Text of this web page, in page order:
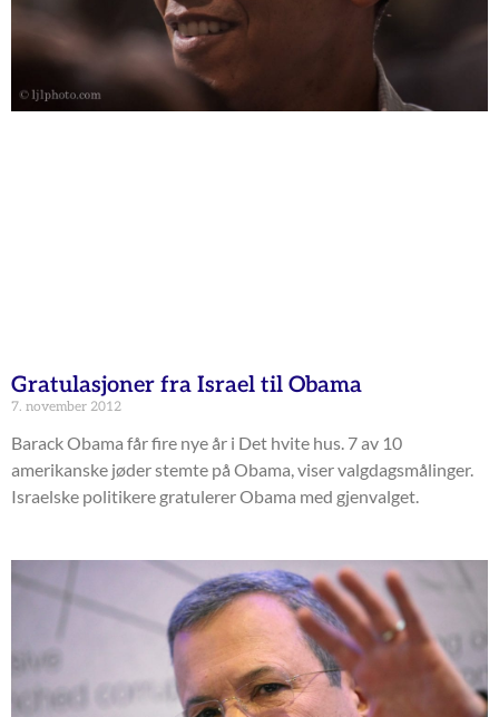
Gratulasjoner fra Israel til Obama
7. november 2012
Barack Obama får fire nye år i Det hvite hus. 7 av 10
amerikanske jøder stemte på Obama, viser valgdagsmålinger.
Israelske politikere gratulerer Obama med gjenvalget.